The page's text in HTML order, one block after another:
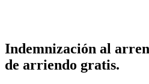
Indemnización al
de arriendo gratis.